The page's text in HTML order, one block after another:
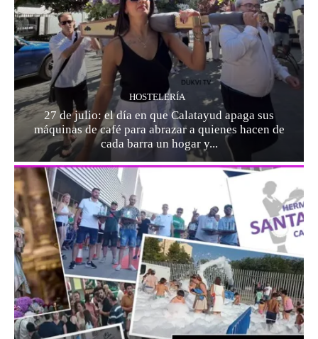
HOSTELERÍA
27 de julio: el día en que Calatayud apaga sus
máquinas de café para abrazar a quienes hacen de
cada barra un hogar y...